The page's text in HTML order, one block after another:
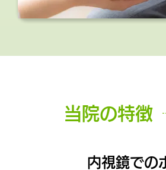
当院の特徴
内視鏡での